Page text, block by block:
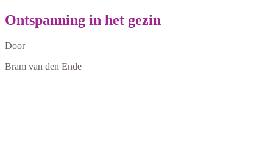
Ontspanning in het gezin
Door
Bram van den Ende